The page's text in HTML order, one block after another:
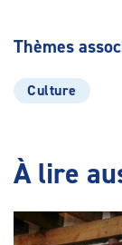
Thèmes
Culture
À lire